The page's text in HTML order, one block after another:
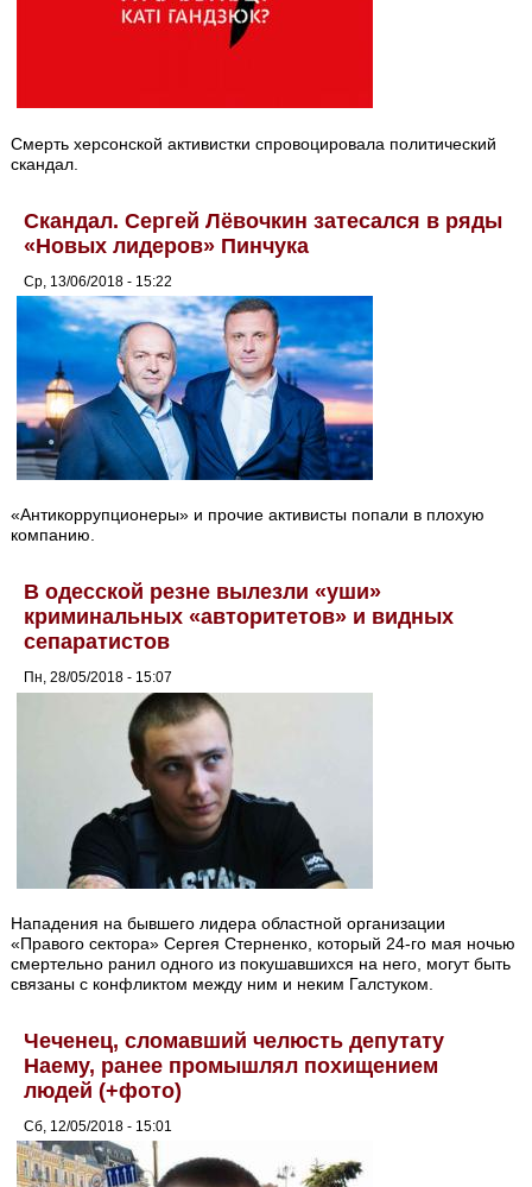
Смерть херсонской активистки спровоцировала политический
скандал.
Скандал. Сергей Лёвочкин затесался в ряды
«Новых лидеров» Пинчука
Ср, 13/06/2018 - 15:22
«Антикоррупционеры» и прочие активисты попали в плохую
компанию.
В одесской резне вылезли «уши»
криминальных «авторитетов» и видных
сепаратистов
Пн, 28/05/2018 - 15:07
Нападения на бывшего лидера областной организации
«Правого сектора» Сергея Стерненко, который 24-го мая ночью
смертельно ранил одного из покушавшихся на него, могут быть
связаны с конфликтом между ним и неким Галстуком.
Чеченец, сломавший челюсть депутату
Наему, ранее промышлял похищением
людей (+фото)
Сб, 12/05/2018 - 15:01